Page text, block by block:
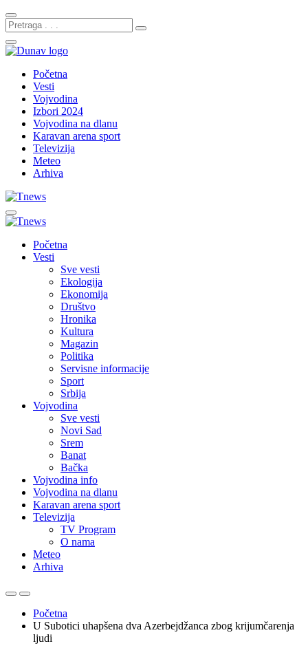
Početna
Vesti
Vojvodina
Izbori 2024
Vojvodina na dlanu
Karavan arena sport
Televizija
Meteo
Arhiva
Početna
Vesti
Sve vesti
Ekologija
Ekonomija
Društvo
Hronika
Kultura
Magazin
Politika
Servisne informacije
Sport
Srbija
Vojvodina
Sve vesti
Novi Sad
Srem
Banat
Bačka
Vojvodina info
Vojvodina na dlanu
Karavan arena sport
Televizija
TV Program
O nama
Meteo
Arhiva
Početna
U Subotici uhapšena dva Azerbejdžanca zbog krijumčarenja
ljudi